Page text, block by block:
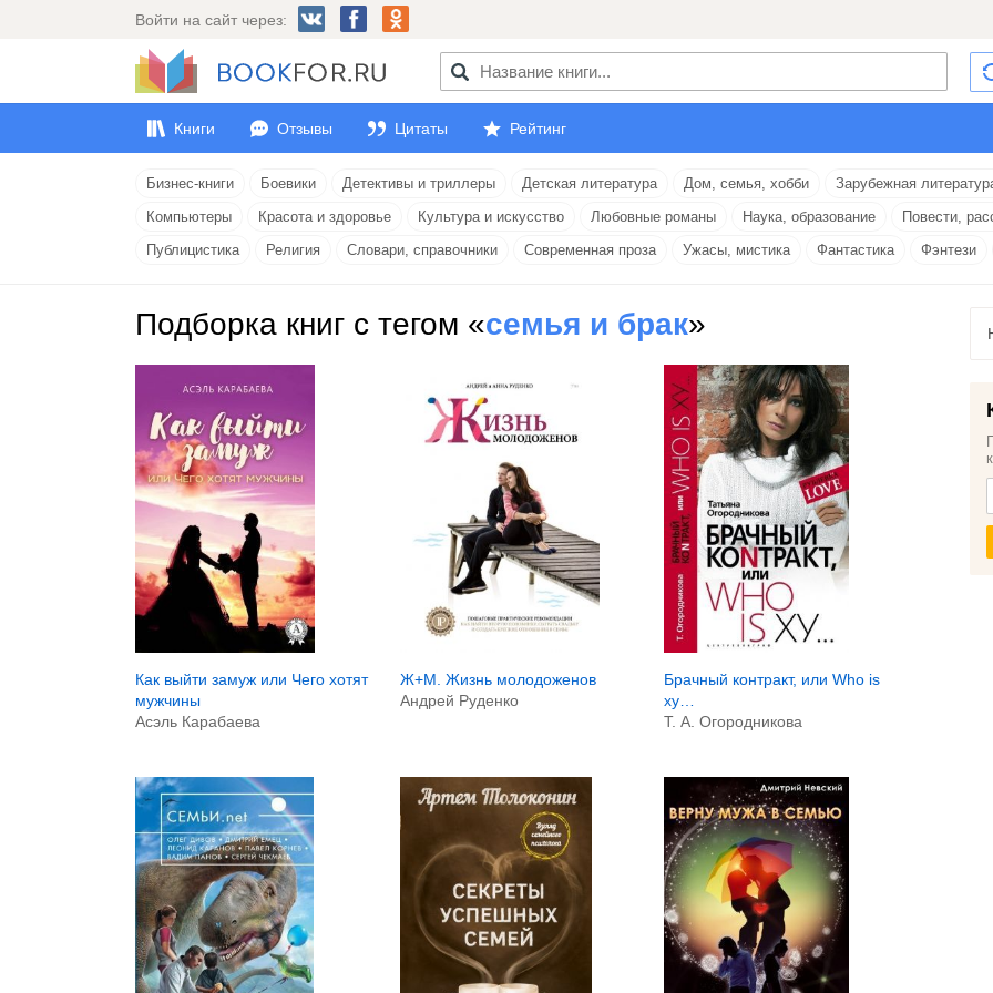
Войти на сайт через:
Книги Отзывы Цитаты Рейтинг
Бизнес-книги Боевики Детективы и триллеры Детская литература Дом, семья, хобби Зарубежная
Компьютеры
Красота и здоровье Культура и искусство Любовные романы Наука, образование Повести,
Публицистика
Религия Словари, справочники Современная проза Ужасы, мистика Фантастика Фэнтези
Подборка книг с тегом «семья и брак»
Как выйти замуж или Чего хотят
мужчины
Асэль Карабаева
Ж+М. Жизнь молодоженов
Андрей Руденко
Брачный контракт, или Who is
ху…
Т. А. Огородникова